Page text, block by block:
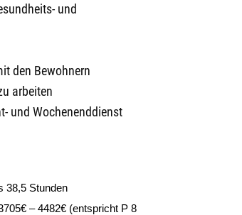
und
den Bewohnern
arbeiten
und Wochenenddienst
38,5 Stunden
– 4482€ (entspricht P 8